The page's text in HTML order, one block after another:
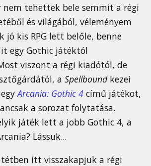
nem tehettek bele semmit a régi
és világából, véleményem
jó kis RPG lett belőle, benne
egy Gothic játéktól
viszont a régi kiadótól, de
a Spellboundkezei
Arcania: Gothic 4 című játékot,
a sorozat folytatása.
játék lett a jobb Gothic 4, a
Lássuk...
itt visszakapjuk a régi